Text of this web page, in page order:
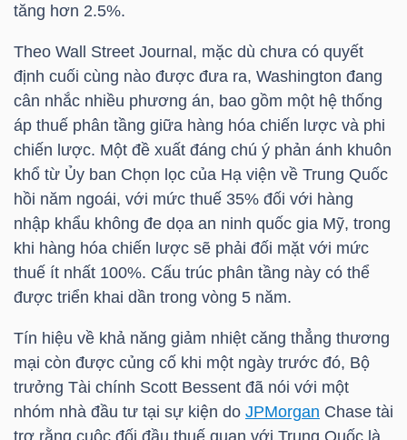
tăng hơn 2.5%.
Theo Wall Street Journal, mặc dù chưa có quyết
định cuối cùng nào được đưa ra, Washington đang
cân nhắc nhiều phương án, bao gồm một hệ thống
áp thuế phân tầng giữa hàng hóa chiến lược và phi
chiến lược. Một đề xuất đáng chú ý phản ánh khuôn
khổ từ Ủy ban Chọn lọc của Hạ viện về Trung Quốc
hồi năm ngoái, với mức thuế 35% đối với hàng
nhập khẩu không đe dọa an ninh quốc gia Mỹ, trong
khi hàng hóa chiến lược sẽ phải đối mặt với mức
thuế ít nhất 100%. Cấu trúc phân tầng này có thể
được triển khai dần trong vòng 5 năm.
Tín hiệu về khả năng giảm nhiệt căng thẳng thương
mại còn được củng cố khi một ngày trước đó, Bộ
trưởng Tài chính Scott Bessent đã nói với một
nhóm nhà đầu tư tại sự kiện do JPMorgan Chase tài
trợ rằng cuộc đối đầu thuế quan với Trung Quốc là
CỔ
PHIẾU
PHÁI
SINH
TRÁI
PHIẾU
ĐẦU